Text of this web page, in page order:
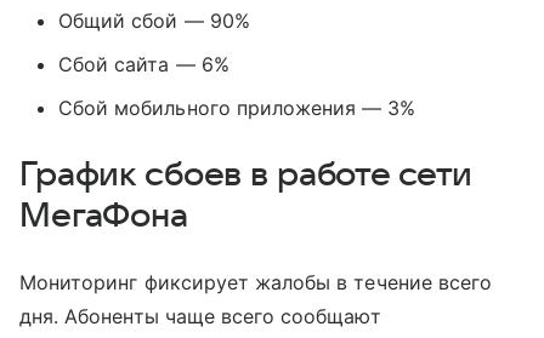
Общий сбой — 90%
Сбой сайта — 6%
Сбой мобильного приложения — 3%
График сбоев в работе сети
МегаФона
Мониторинг фиксирует жалобы в течение всего
дня. Абоненты чаще всего сообщают